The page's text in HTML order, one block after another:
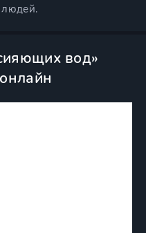
людей.
вод»